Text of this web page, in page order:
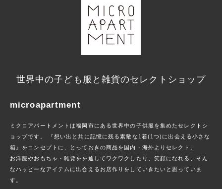
世界中の子ども服と雑貨のセレクトショップ
microapartment
ミクロアパートメントは福岡市にある世界中の子供服を集めたセレクトシ
ョップです。 『想い出と共に記憶に残る素敵な1着(1つ)に出会える小さな
箱』をコンセプトに、とっておきの商品を国内・海外よりセレクト。
お洋服やおもちゃ・雑貨をを通してワクワクしたり、笑顔になれる、そん
なハッピーなアイテムに出会えるお店作りをしていきたいと思っていま
す。